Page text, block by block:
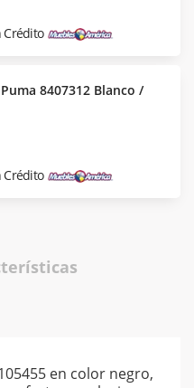
Crédito
8407312 Blanco /
Crédito
en color negro,